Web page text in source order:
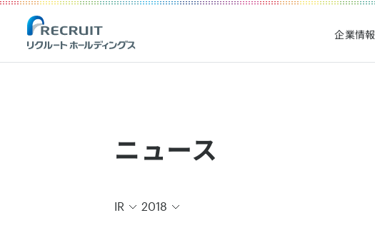
Recruit Holdings
企業情報
ニュース
IR 2018